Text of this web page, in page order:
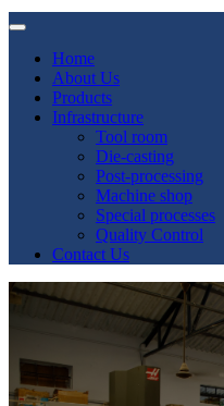
Home
About Us
Products
Infrastructure
Tool room
Die-casting
Post-processing
Machine shop
Special processes
Quality Control
Contact Us